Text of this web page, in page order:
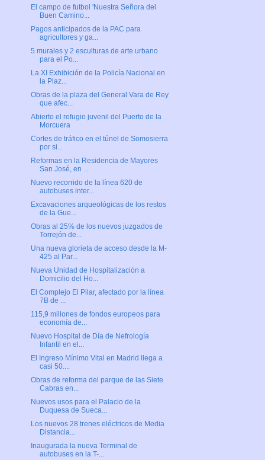
El campo de futbol 'Nuestra Señora del
Buen Camino...
Pagos anticipados de la PAC para
agricultores y ga...
5 murales y 2 esculturas de arte urbano
para el Po...
La XI Exhibición de la Policía Nacional en
la Plaz...
Obras de la plaza del General Vara de Rey
que afec...
Abierto el refugio juvenil del Puerto de la
Morcuera
Cortes de tráfico en el túnel de Somosierra
por si...
Reformas en la Residencia de Mayores
San José, en ...
Nuevo recorrido de la línea 620 de
autobuses inter...
Excavaciones arqueológicas de los restos
de la Gue...
Obras al 25% de los nuevos juzgados de
Torrejón de...
Una nueva glorieta de acceso desde la M-
425 al Par...
Nueva Unidad de Hospitalización a
Domicilio del Ho...
El Complejo El Pilar, afectado por la línea
7B de ...
115,9 millones de fondos europeos para
economía de...
Nuevo Hospital de Día de Nefrología
Infantil en el...
El Ingreso Mínimo Vital en Madrid llega a
casi 50....
Obras de reforma del parque de las Siete
Cabras en...
Nuevos usos para el Palacio de la
Duquesa de Sueca...
Los nuevos 28 trenes eléctricos de Media
Distancia...
Inaugurada la nueva Terminal de
autobuses en la T-...